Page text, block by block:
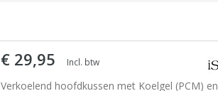
€ 29,95 Incl. btw
Verkoelend hoofdkussen met Koelgel (PCM) en